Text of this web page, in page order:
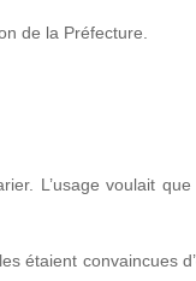
de la Préfecture.
L’usage voulait que
étaient convaincues